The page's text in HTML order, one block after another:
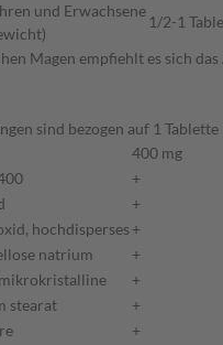
und Erwachsene
1/2-1
Magen empfiehlt es sich
sind bezogen auf 1 Tablette
400 mg
+
+
hochdisperses +
natrium
+
+
stearat
+
+